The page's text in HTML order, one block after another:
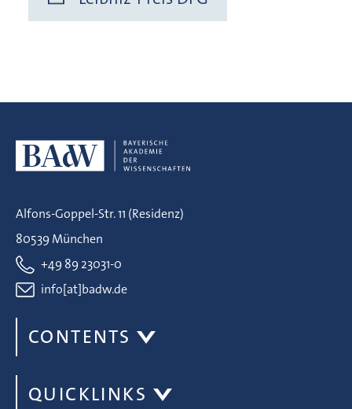
Alfons-Goppel-Str. 11 (Residenz)
80539 München
+49 89 23031-0
info[at]badw.de
CONTENTS
QUICKLINKS